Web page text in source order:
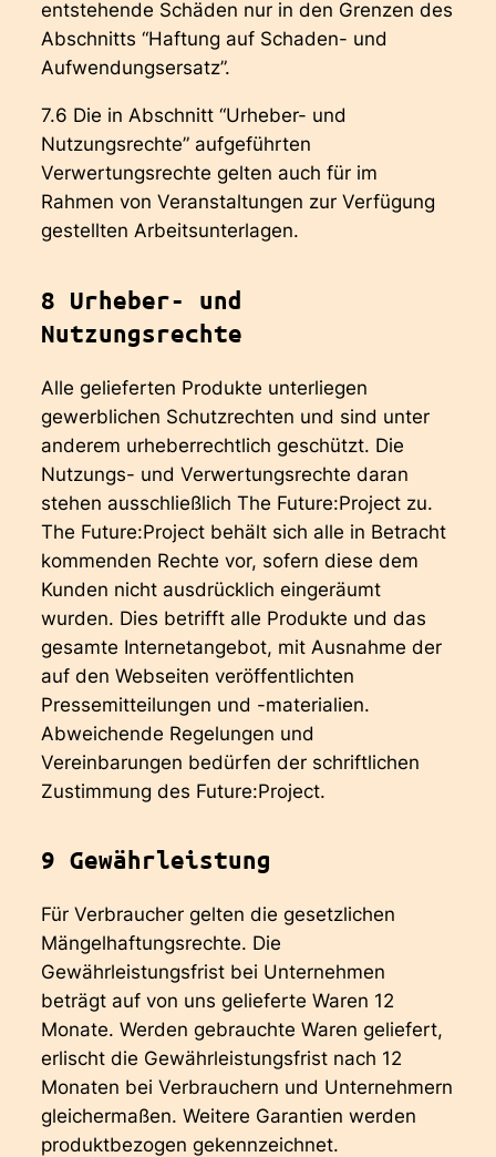
entstehende Schäden nur in den Grenzen des
Abschnitts “Haftung auf Schaden- und
Aufwendungsersatz”.
7.6 Die in Abschnitt “Urheber- und
Nutzungsrechte” aufgeführten
Verwertungsrechte gelten auch für im
Rahmen von Veranstaltungen zur Verfügung
gestellten Arbeitsunterlagen.
8 Urheber- und
Nutzungsrechte
Alle gelieferten Produkte unterliegen
gewerblichen Schutzrechten und sind unter
anderem urheberrechtlich geschützt. Die
Nutzungs- und Verwertungsrechte daran
stehen ausschließlich The Future:Project zu.
The Future:Project behält sich alle in Betracht
kommenden Rechte vor, sofern diese dem
Kunden nicht ausdrücklich eingeräumt
wurden. Dies betrifft alle Produkte und das
gesamte Internetangebot, mit Ausnahme der
auf den Webseiten veröffentlichten
Pressemitteilungen und -materialien.
Abweichende Regelungen und
Vereinbarungen bedürfen der schriftlichen
Zustimmung des Future:Project.
9 Gewährleistung
Für Verbraucher gelten die gesetzlichen
Mängelhaftungsrechte. Die
Gewährleistungsfrist bei Unternehmen
beträgt auf von uns gelieferte Waren 12
Monate. Werden gebrauchte Waren geliefert,
erlischt die Gewährleistungsfrist nach 12
Monaten bei Verbrauchern und Unternehmern
gleichermaßen. Weitere Garantien werden
produktbezogen gekennzeichnet.